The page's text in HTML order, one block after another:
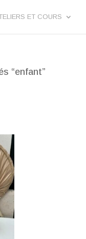
ET COURS
“enfant”